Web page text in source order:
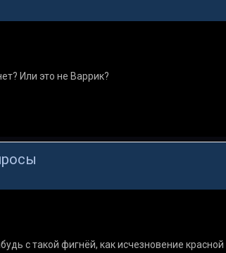
Или это не Варрик?
с такой фигнёй, как исчезновение